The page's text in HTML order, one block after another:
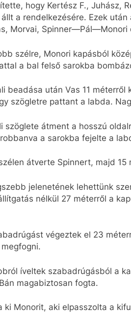
hogy Kertész F., Juhász,
a rendelkezésére. Ezek
Morvai, Spinner—Pál—Monori
szélre, Monori kapásból
a bal felső sarokba
beadása után Vas 11
szögletre pattant a labda.
szöglete átment a hosszú
a sarokba fejelte a
átverte Spinnert, majd
jelenetének lehettünk
nélkül 27 méterről a
végeztek el 23
íveltek szabadrúgásból a
magabiztosan fogta.
ki Monorit, aki elpasszolta a